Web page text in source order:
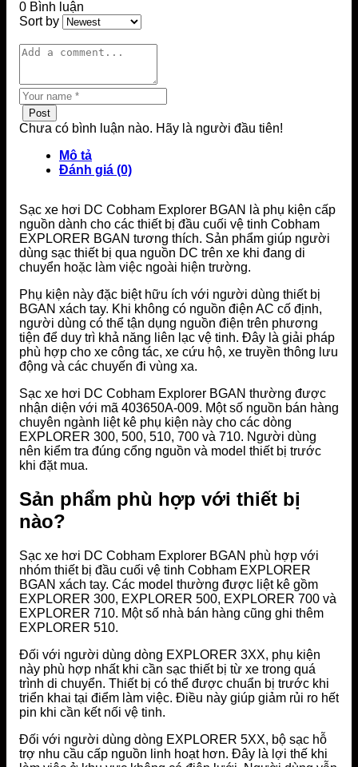
0 Bình luận
Sort by
Post
Chưa có bình luận nào. Hãy là người đầu tiên!
Mô tả
Đánh giá (0)
Sạc xe hơi DC Cobham Explorer BGAN là phụ kiện cấp
nguồn dành cho các thiết bị đầu cuối vệ tinh Cobham
EXPLORER BGAN tương thích. Sản phẩm giúp người
dùng sạc thiết bị qua nguồn DC trên xe khi đang di
chuyển hoặc làm việc ngoài hiện trường.
Phụ kiện này đặc biệt hữu ích với người dùng thiết bị
BGAN xách tay. Khi không có nguồn điện AC cố định,
người dùng có thể tận dụng nguồn điện trên phương
tiện để duy trì khả năng liên lạc vệ tinh. Đây là giải pháp
phù hợp cho xe công tác, xe cứu hộ, xe truyền thông lưu
động và các chuyến đi vùng xa.
Sạc xe hơi DC Cobham Explorer BGAN thường được
nhận diện với mã 403650A-009. Một số nguồn bán hàng
chuyên ngành liệt kê phụ kiện này cho các dòng
EXPLORER 300, 500, 510, 700 và 710. Người dùng
nên kiểm tra đúng cổng nguồn và model thiết bị trước
khi đặt mua.
Sản phẩm phù hợp với thiết bị
nào?
Sạc xe hơi DC Cobham Explorer BGAN phù hợp với
nhóm thiết bị đầu cuối vệ tinh Cobham EXPLORER
BGAN xách tay. Các model thường được liệt kê gồm
EXPLORER 300, EXPLORER 500, EXPLORER 700 và
EXPLORER 710. Một số nhà bán hàng cũng ghi thêm
EXPLORER 510.
Đối với người dùng dòng EXPLORER 3XX, phụ kiện
này phù hợp nhất khi cần sạc thiết bị từ xe trong quá
trình di chuyển. Thiết bị có thể được chuẩn bị trước khi
triển khai tại điểm làm việc. Điều này giúp giảm rủi ro hết
pin khi cần kết nối vệ tinh.
Đối với người dùng dòng EXPLORER 5XX, bộ sạc hỗ
trợ nhu cầu cấp nguồn linh hoạt hơn. Đây là lợi thế khi